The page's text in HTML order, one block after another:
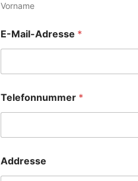
Vorname
E-Mail-Adresse *
Telefonnummer *
Addresse